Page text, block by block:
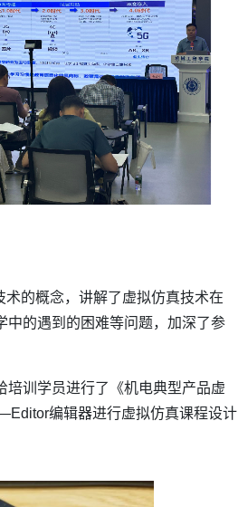
的概念，讲解了虚拟仿真技术在
中的遇到的困难等问题，加深了参
训学员进行了《机电典型产品虚
编辑器进行虚拟仿真课程设计